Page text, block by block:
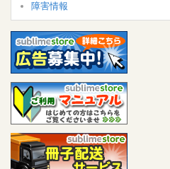
障害情報